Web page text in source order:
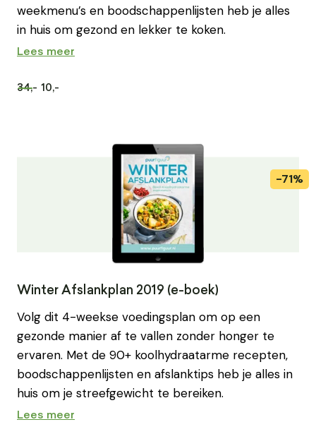
weekmenu’s en boodschappenlijsten heb je alles
in huis om gezond en lekker te koken.
Lees meer
34,- 10,-
Winter Afslankplan 2019 (e-boek)
Volg dit 4-weekse voedingsplan om op een
gezonde manier af te vallen zonder honger te
ervaren. Met de 90+ koolhydraatarme recepten,
boodschappenlijsten en afslanktips heb je alles in
huis om je streefgewicht te bereiken.
Lees meer